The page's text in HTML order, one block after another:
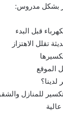
بشكل مدروس:
قبل البدء
تقلل الاهتزاز
الموقع
لدينا؟
للمنازل